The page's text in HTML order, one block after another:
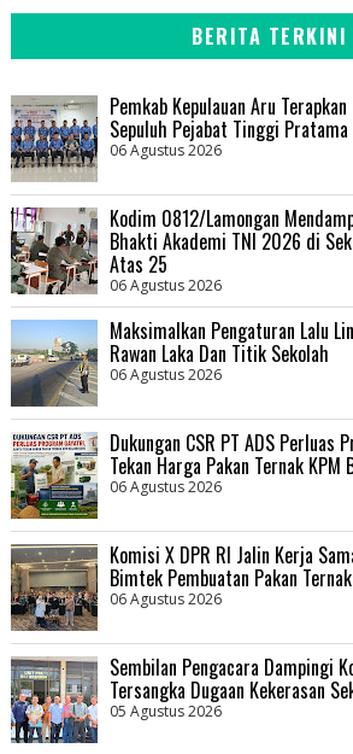
BERITA TERKINI
Pemkab Kepulauan Aru
Sepuluh Pejabat Tinggi
06 Agustus 2026
Kodim 0812/Lamongan
Bhakti Akademi TNI 2026 di
Atas 25
06 Agustus 2026
Maksimalkan Pengaturan Lalu
Rawan Laka Dan Titik Sekolah
06 Agustus 2026
Dukungan CSR PT ADS Perluas
Tekan Harga Pakan Ternak KPM
06 Agustus 2026
Komisi X DPR RI Jalin Kerja
Bimtek Pembuatan Pakan
06 Agustus 2026
Sembilan Pengacara Dampingi
Tersangka Dugaan Kekerasan
05 Agustus 2026